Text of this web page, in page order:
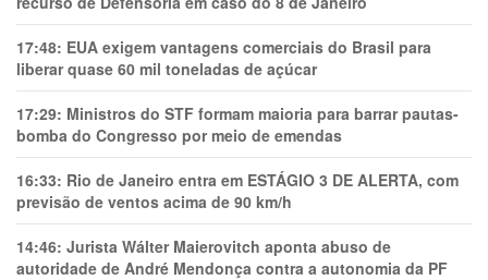
17:48: EUA exigem vantagens comerciais do Brasil para
liberar quase 60 mil toneladas de açúcar
17:29: Ministros do STF formam maioria para barrar pautas-
bomba do Congresso por meio de emendas
16:33: Rio de Janeiro entra em ESTÁGIO 3 DE ALERTA, com
previsão de ventos acima de 90 km/h
14:46: Jurista Wálter Maierovitch aponta abuso de
autoridade de André Mendonça contra a autonomia da PF